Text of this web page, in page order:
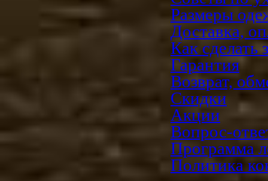
Размеры
Доставка,
Как сделать
Гарантия
Возврат,
Скидки
Акции
Вопрос-
Программа
Политика